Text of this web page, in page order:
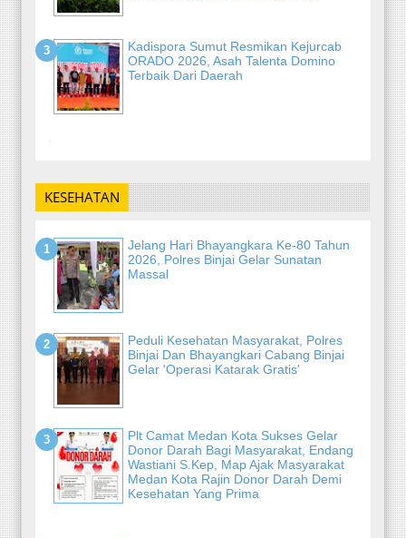
Kadispora Sumut Resmikan Kejurcab
ORADO 2026, Asah Talenta Domino
Terbaik Dari Daerah
-
KESEHATAN
Jelang Hari Bhayangkara Ke-80 Tahun
2026, Polres Binjai Gelar Sunatan
Massal
Peduli Kesehatan Masyarakat, Polres
Binjai Dan Bhayangkari Cabang Binjai
Gelar 'Operasi Katarak Gratis'
Plt Camat Medan Kota Sukses Gelar
Donor Darah Bagi Masyarakat, Endang
Wastiani S.Kep, Map Ajak Masyarakat
Medan Kota Rajin Donor Darah Demi
Kesehatan Yang Prima